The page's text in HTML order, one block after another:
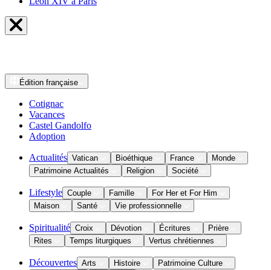
Édition française
Cotignac
Vacances
Castel Gandolfo
Adoption
Actualités Vatican Bioéthique France
Monde
Patrimoine Actualités
Religion Société
Lifestyle Couple Famille
For Her et For Him
Maison
Santé Vie professionnelle
Spiritualité Croix Dévotion Écritures
Prière
Rites
Temps liturgiques Vertus chrétiennes
Découvertes Arts Histoire
Patrimoine Culture